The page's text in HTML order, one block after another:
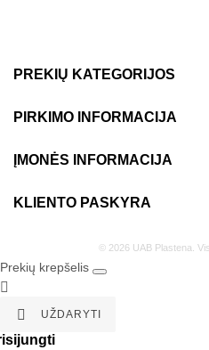
PREKIŲ KATEGORIJOS
PIRKIMO INFORMACIJA
ĮMONĖS INFORMACIJA
KLIENTO PASKYRA
© 2026 UAB Plastena.
Prekių krepšelis


UŽDARYTI